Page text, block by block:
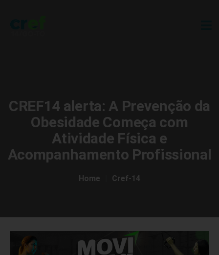
CREF14 alerta: A Prevenção da
Obesidade Começa com
Atividade Física e
Acompanhamento Profissional
Home Cref-14